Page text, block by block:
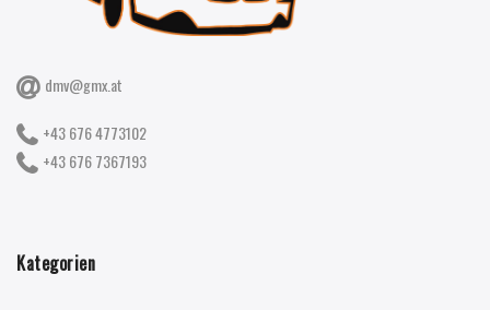
dmv@gmx.at
+43 676 4773102
+43 676 7367193
Kategorien